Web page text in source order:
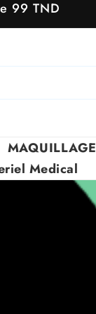
99 TND
MAQUILLAGE
Medical